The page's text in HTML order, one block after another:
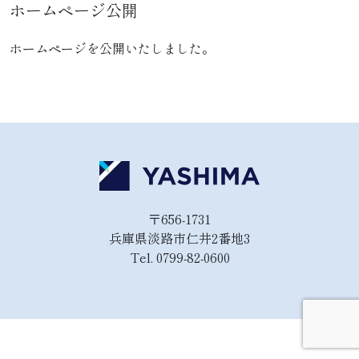
ホームページ公開
ホームページを公開いたしました。
〒656-1731
兵庫県淡路市仁井2番地3
Tel. 0799-82-0600